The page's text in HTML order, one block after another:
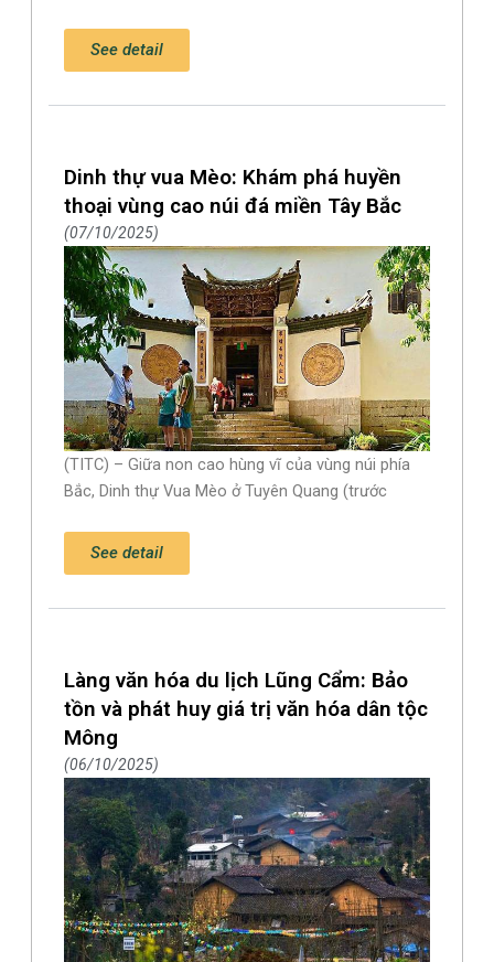
See detail
Dinh thự vua Mèo: Khám phá huyền
thoại vùng cao núi đá miền Tây Bắc
07/10/2025
(TITC) – Giữa non cao hùng vĩ của vùng núi phía
Bắc, Dinh thự Vua Mèo ở Tuyên Quang (trước
See detail
Làng văn hóa du lịch Lũng Cẩm: Bảo
tồn và phát huy giá trị văn hóa dân tộc
Mông
06/10/2025